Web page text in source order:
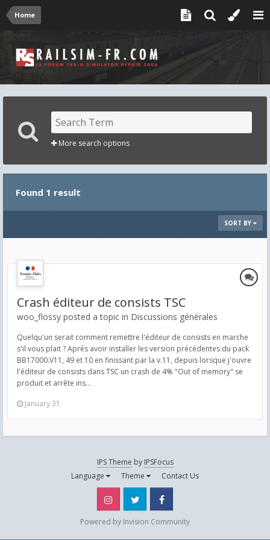
Home
More search options
Found 1 result
SORT BY
Crash éditeur de consists TSC
woo_flossy posted a topic in Discussions générales
Quelqu'un serait comment remettre l'éditeur de consists en marche
s'il vous plait ? Après avoir installer les version précédentes du pack
BB17000.V11, 49 et 10 en finissant par la v.11, depuis lorsque j'ouvre
l'éditeur de consists dans TSC un crash de 4% "Out of memory" se
produit et arrête ins...
January 31
IPS Theme by IPSFocus
Language
Theme Contact Us
Instagram Twitter
Powered by Invision Community